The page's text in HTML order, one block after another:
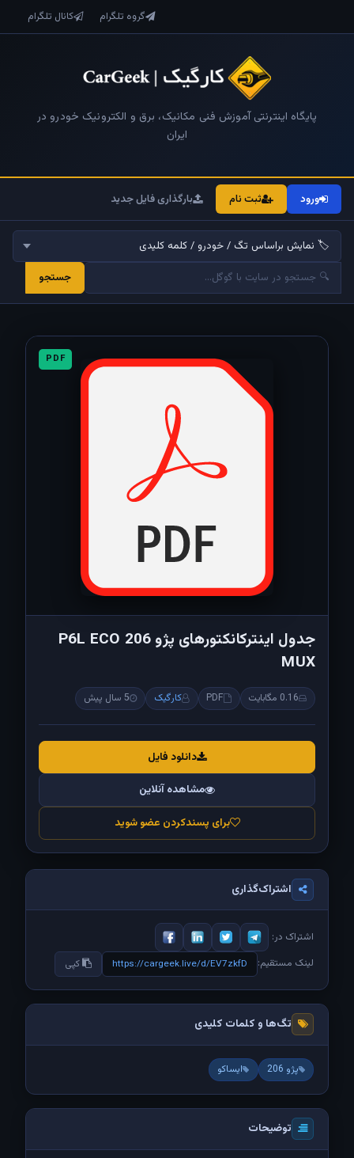
گروه تلگرام کانال تلگرام
پایگاه اینترنتی آموزش فنی مکانیک، برق و الکترونیک خودرو در
ایران
ورود ثبت نام بارگذاری فایل جدید
جستجو
PDF
جدول اینترکانکتورهای پژو 206 P6L ECO
MUX
0.16 مگابایت PDF کارگیک 5 سال پیش
دانلود فایل
مشاهده آنلاین
برای پسندکردن عضو شوید
اشتراک‌گذاری
اشتراک در:
لینک مستقیم: https://cargeek.live/d/EV7zkfD کپی
تگ‌ها و کلمات کلیدی
پژو 206 ایساکو
توضیحات